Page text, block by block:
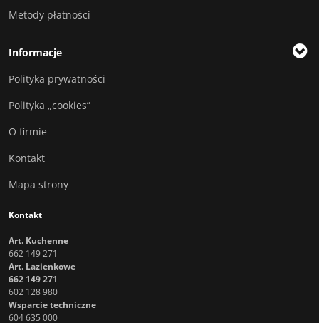
Metody płatności
Informacje
Polityka prywatności
Polityka „cookies”
O firmie
Kontakt
Mapa strony
Kontakt
Art. Kuchenne
662 149 271
Art. Łazienkowe
662 149 271
602 128 980
Wsparcie techniczne
604 635 000